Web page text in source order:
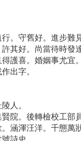
。守舊好。進步難見
其好。尚當待時發達
護喜。婚姻事尤宜。
出字。
人。
院。後轉檢校工部員
涵渾汪洋。千態萬狀
詩史。